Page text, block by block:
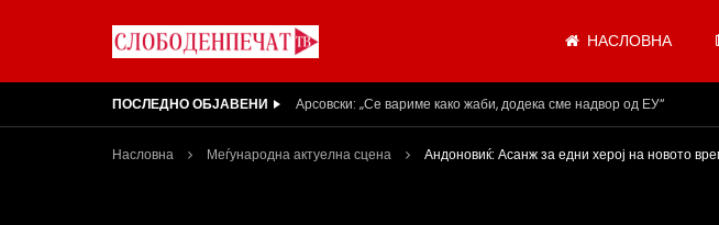
НАСЛОВНА
ПОСЛЕДНО ОБЈАВЕНИ Вести на „Слободен Печат“ 05.08.2026
Насловна Меѓународна актуелна сцена Андоновиќ: Асанж за едни херој на новото